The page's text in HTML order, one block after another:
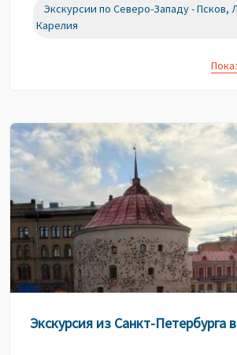
Экскурсии по Северо-Западу - Псков,
Карелия
Экскурсия из Санкт-Петербурга